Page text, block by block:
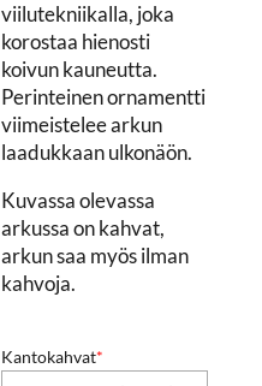
viilutekniikalla, joka
korostaa hienosti
koivun kauneutta.
Perinteinen ornamentti
viimeistelee arkun
laadukkaan ulkonäön.
Kuvassa olevassa
arkussa on kahvat,
arkun saa myös ilman
kahvoja.
Kantokahvat*